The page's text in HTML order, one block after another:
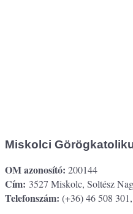
Miskolci
OM azonosító: 200144
Cím: 3527 Miskolc, Soltész
Telefonszám: (+36) 46 508